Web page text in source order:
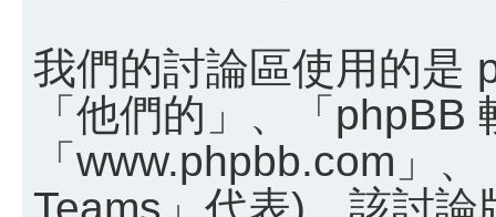
我們的討論區使用的是
「他們的」、「phpBB
「www.phpbb.com」
Teams」代表)，該討論